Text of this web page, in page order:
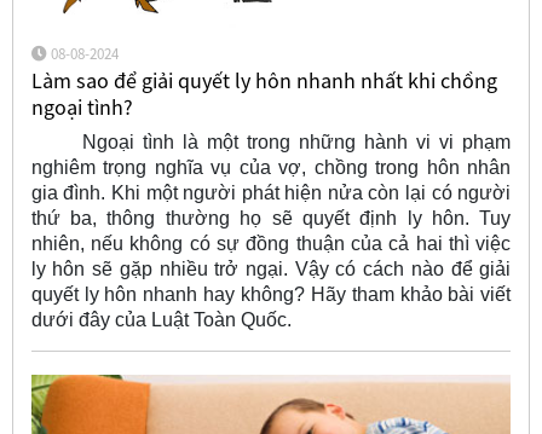
08-08-2024
Làm sao để giải quyết ly hôn nhanh nhất khi chồng
ngoại tình?
Ngoại tình là một trong những hành vi vi phạm
nghiêm trọng nghĩa vụ của vợ, chồng trong hôn nhân
gia đình. Khi một người phát hiện nửa còn lại có người
thứ ba, thông thường họ sẽ quyết định ly hôn. Tuy
nhiên, nếu không có sự đồng thuận của cả hai thì việc
ly hôn sẽ gặp nhiều trở ngại. Vậy có cách nào để giải
quyết ly hôn nhanh hay không? Hãy tham khảo bài viết
dưới đây của Luật Toàn Quốc.